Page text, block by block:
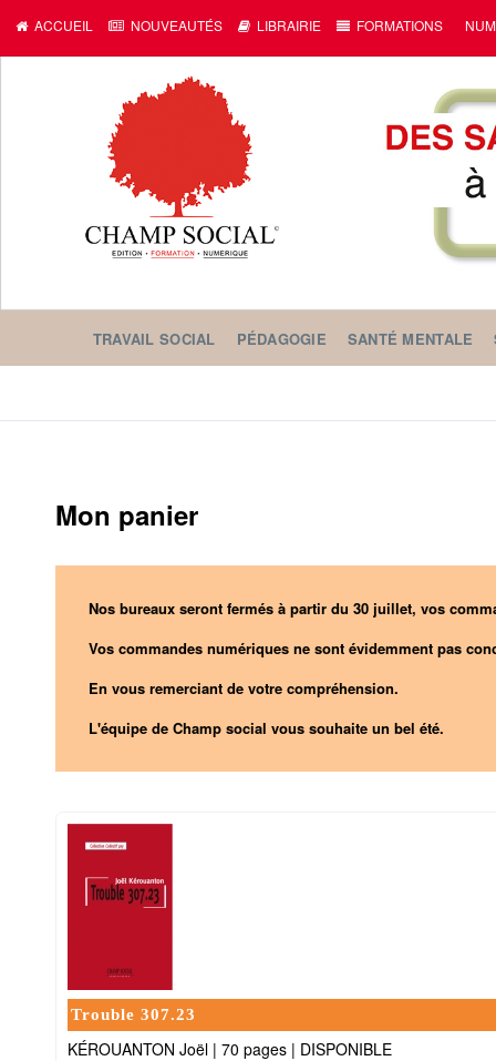
ACCUEIL NOUVEAUTÉS LIBRAIRIE FORMATIONS
TRAVAIL SOCIAL PÉDAGOGIE SANTÉ MENTALE
Mon panier
Nos bureaux seront fermés à partir du 30 juillet, vos
Vos commandes numériques ne sont évidemment pas
En vous remerciant de votre compréhension.
L'équipe de Champ social vous souhaite un bel été.
Trouble 307.23
KÉROUANTON Joël | 70 pages | DISPONIBLE